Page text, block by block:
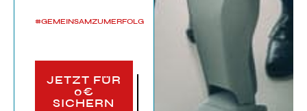
#GEMEINSAMZUMERFOLG
JETZT FÜR
0€
SICHERN